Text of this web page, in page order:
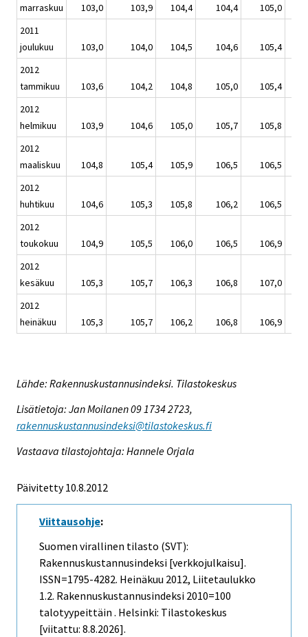
marraskuu 103,0 103,9 104,4 104,4
105,0
2011
joulukuu
103,0 104,0 104,5 104,6
105,4
2012
tammikuu
103,6 104,2 104,8 105,0
105,4
2012
helmikuu
103,9 104,6 105,0 105,7
105,8
2012
maaliskuu
104,8 105,4 105,9 106,5
106,5
2012
huhtikuu
104,6 105,3 105,8 106,2
106,5
2012
toukokuu
104,9 105,5 106,0 106,5
106,9
2012
kesäkuu
105,3 105,7 106,3 106,8
107,0
2012
heinäkuu
105,3 105,7 106,2 106,8 106,9
Lähde: Rakennuskustannusindeksi. Tilastokeskus
Lisätietoja: Jan Moilanen 09 1734 2723,
rakennuskustannusindeksi@tilastokeskus.fi
Vastaava tilastojohtaja: Hannele Orjala
Päivitetty 10.8.2012
Viittausohje:
Suomen virallinen tilasto (SVT):
Rakennuskustannusindeksi [verkkojulkaisu].
ISSN=1795-4282. Heinäkuu 2012, Liitetaulukko
1.2. Rakennuskustannusindeksi 2010=100
talotyypeittäin . Helsinki: Tilastokeskus
[viitattu: 8.8.2026].